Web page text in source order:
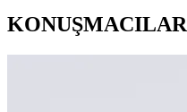
KONUŞMACILAR